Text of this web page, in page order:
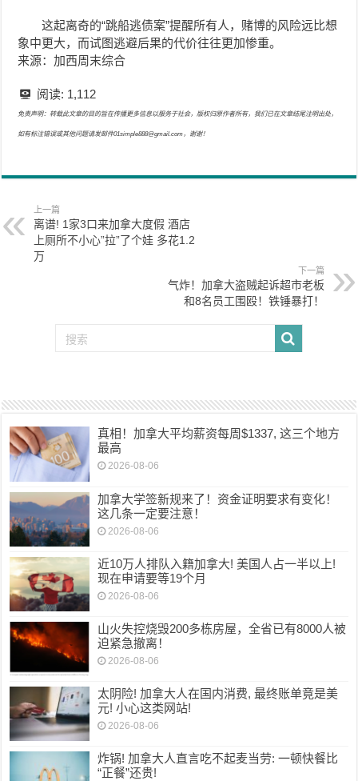
这起离奇的“跳船逃债案”提醒所有人，赌博的风险远比想
象中更大，而试图逃避后果的代价往往更加惨重。
来源：加西周末综合
阅读: 1,112
免责声明：转载此文章的目的旨在传播更多信息以服务于社会，版权归原作者所有，我们已在文章结尾注明出处，
如有标注错误或其他问题请发邮件01simple888@gmail.com，谢谢！
上一篇
离谱! 1家3口来加拿大度假 酒店
上厕所不小心”拉”了个娃 多花1.2
万
下一篇
气炸！加拿大盗贼起诉超市老板
和8名员工围殴！铁锤暴打！
真相！加拿大平均薪资每周$1337, 这三个地方
最高
2026-08-06
加拿大学签新规来了！资金证明要求有变化！
这几条一定要注意！
2026-08-06
近10万人排队入籍加拿大! 美国人占一半以上!
现在申请要等19个月
2026-08-06
山火失控烧毁200多栋房屋，全省已有8000人被
迫紧急撤离！
2026-08-06
太阴险! 加拿大人在国内消费, 最终账单竟是美
元! 小心这类网站!
2026-08-06
炸锅! 加拿大人直言吃不起麦当劳: 一顿快餐比
“正餐”还贵!